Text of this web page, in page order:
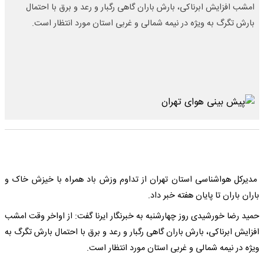
امشب افزایش ابرناکی، بارش باران گاهی رگبار و رعد و برق با احتمال
بارش تگرگ به ویژه در نیمه شمالی و غربی استان مورد انتظار است.
مدیرکل هواشناسی استان تهران از تداوم وزش باد همراه با خیزش خاک و
باران باران تا پایان هفته خبر داد.
حمید رضا خورشیدی روز چهارشنبه به خبرنگار ایرنا گفت: از اواخر وقت امشب
افزایش ابرناکی، بارش باران گاهی رگبار و رعد و برق با احتمال بارش تگرگ به
ویژه در نیمه شمالی و غربی استان مورد انتظار است.